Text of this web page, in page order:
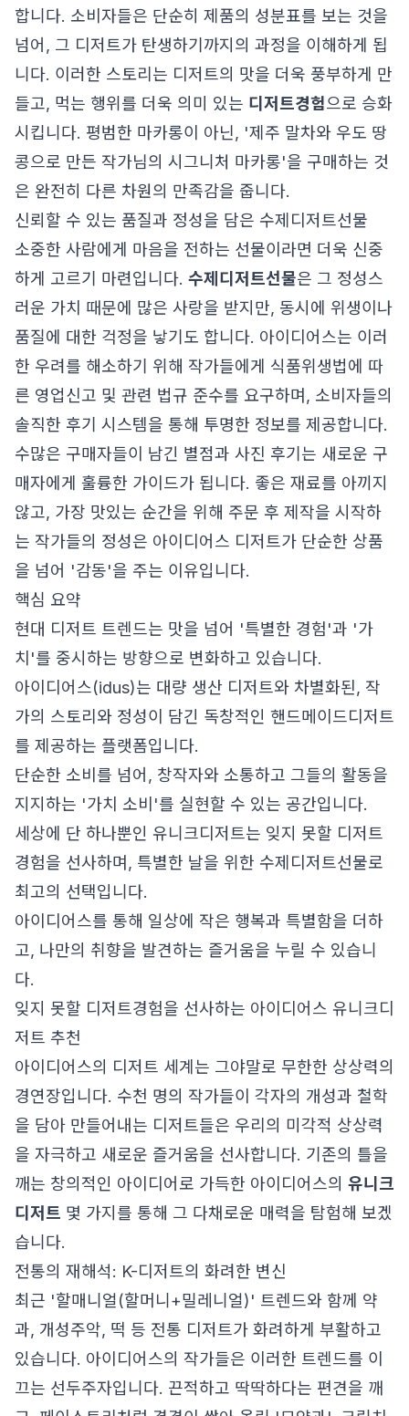
합니다. 소비자들은 단순히 제품의 성분표를 보는 것을
넘어, 그 디저트가 탄생하기까지의 과정을 이해하게 됩
니다. 이러한 스토리는 디저트의 맛을 더욱 풍부하게 만
들고, 먹는 행위를 더욱 의미 있는 디저트경험으로 승화
시킵니다. 평범한 마카롱이 아닌, '제주 말차와 우도 땅
콩으로 만든 작가님의 시그니처 마카롱'을 구매하는 것
은 완전히 다른 차원의 만족감을 줍니다.
신뢰할 수 있는 품질과 정성을 담은 수제디저트선물
소중한 사람에게 마음을 전하는 선물이라면 더욱 신중
하게 고르기 마련입니다. 수제디저트선물은 그 정성스
러운 가치 때문에 많은 사랑을 받지만, 동시에 위생이나
품질에 대한 걱정을 낳기도 합니다. 아이디어스는 이러
한 우려를 해소하기 위해 작가들에게 식품위생법에 따
른 영업신고 및 관련 법규 준수를 요구하며, 소비자들의
솔직한 후기 시스템을 통해 투명한 정보를 제공합니다.
수많은 구매자들이 남긴 별점과 사진 후기는 새로운 구
매자에게 훌륭한 가이드가 됩니다. 좋은 재료를 아끼지
않고, 가장 맛있는 순간을 위해 주문 후 제작을 시작하
는 작가들의 정성은 아이디어스 디저트가 단순한 상품
을 넘어 '감동'을 주는 이유입니다.
핵심 요약
현대 디저트 트렌드는 맛을 넘어 '특별한 경험'과 '가
치'를 중시하는 방향으로 변화하고 있습니다.
아이디어스(idus)는 대량 생산 디저트와 차별화된, 작
가의 스토리와 정성이 담긴 독창적인 핸드메이드디저트
를 제공하는 플랫폼입니다.
단순한 소비를 넘어, 창작자와 소통하고 그들의 활동을
지지하는 '가치 소비'를 실현할 수 있는 공간입니다.
세상에 단 하나뿐인 유니크디저트는 잊지 못할 디저트
경험을 선사하며, 특별한 날을 위한 수제디저트선물로
최고의 선택입니다.
아이디어스를 통해 일상에 작은 행복과 특별함을 더하
고, 나만의 취향을 발견하는 즐거움을 누릴 수 있습니
다.
잊지 못할 디저트경험을 선사하는 아이디어스 유니크디
저트 추천
아이디어스의 디저트 세계는 그야말로 무한한 상상력의
경연장입니다. 수천 명의 작가들이 각자의 개성과 철학
을 담아 만들어내는 디저트들은 우리의 미각적 상상력
을 자극하고 새로운 즐거움을 선사합니다. 기존의 틀을
깨는 창의적인 아이디어로 가득한 아이디어스의 유니크
디저트 몇 가지를 통해 그 다채로운 매력을 탐험해 보겠
습니다.
전통의 재해석: K-디저트의 화려한 변신
최근 '할매니얼(할머니+밀레니얼)' 트렌드와 함께 약
과, 개성주악, 떡 등 전통 디저트가 화려하게 부활하고
있습니다. 아이디어스의 작가들은 이러한 트렌드를 이
끄는 선두주자입니다. 끈적하고 딱딱하다는 편견을 깨